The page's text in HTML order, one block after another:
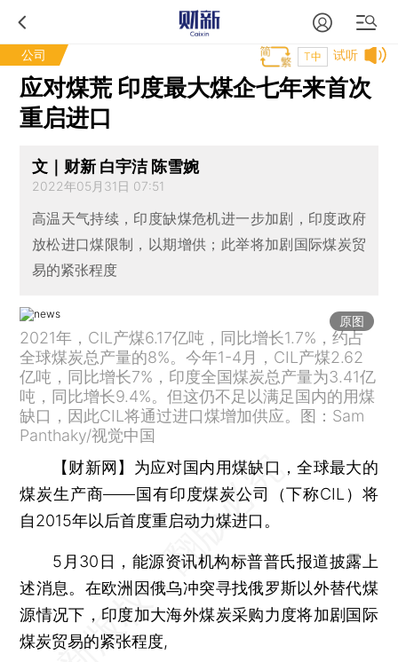
公司 试听
T中
应对煤荒 印度最大煤企七年来首次
重启进口
文｜财新 白宇洁 陈雪婉
2022年05月31日 07:51
高温天气持续，印度缺煤危机进一步加剧，印度政府
放松进口煤限制，以期增供；此举将加剧国际煤炭贸
易的紧张程度
原图
2021年，CIL产煤6.17亿吨，同比增长1.7%，约占
全球煤炭总产量的8%。今年1-4月，CIL产煤2.62
亿吨，同比增长7%，印度全国煤炭总产量为3.41亿
吨，同比增长9.4%。但这仍不足以满足国内的用煤
缺口，因此CIL将通过进口煤增加供应。图：Sam
Panthaky/视觉中国
【财新网】 为应对国内用煤缺口，全球最大的
煤炭生产商——国有印度煤炭公司（下称CIL）将
自2015年以后首度重启动力煤进口。
5月30日，能源资讯机构标普普氏报道披露上
述消息。在欧洲因俄乌冲突寻找俄罗斯以外替代煤
源情况下，印度加大海外煤炭采购力度将加剧国际
煤炭贸易的紧张程度,